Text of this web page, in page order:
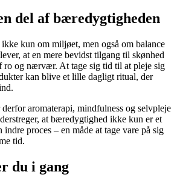
del af bæredygtigheden
kun om miljøet, men også om balance
at en mere bevidst tilgang til skønhed
ro og nærvær. At tage sig tid til at pleje sig
kan blive et lille dagligt ritual, der
aromaterapi, mindfulness og selvpleje
at bæredygtighed ikke kun er et
indre proces – en måde at tage vare på sig
tid.
du i gang